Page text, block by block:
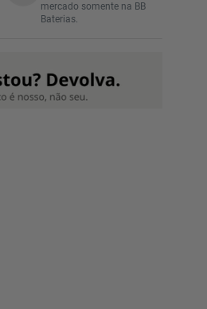
mercado somente na BB
Baterias.